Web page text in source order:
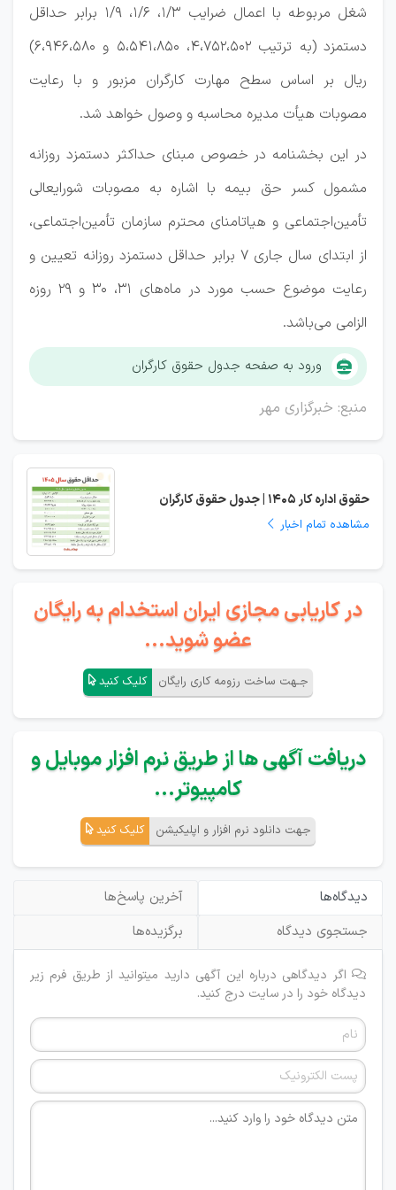
شغل مربوطه با اعمال ضرایب ۳‏‏‏‏‏‏‏‏/۱، ۶‏‏‏‏‏‏‏‏/۱، ۹‏‏‏‏‏‏‏‏/۱ برابر حداقل
دستمزد (به ترتیب ۷۵۲،۵۰۲‏،۴، ۸۵۰‏،۵۴۱‏،۵ و ۹۴۶،۵۸۰‏،۶)
ریال بر اساس سطح مهارت کارگران مزبور و با رعایت
مصوبات هیأت مدیره محاسبه و وصول خواهد شد.
در این بخشنامه در خصوص مبنای حداکثر دستمزد روزانه
مشمول کسر حق بیمه با اشاره به ‏‏‏‏‏مصوبات شورایعالی
تأمین‌اجتماعی و هیات‎امنای محترم سازمان تأمین‌اجتماعی،
از ابتدای سال جاری ۷ برابر حداقل دستمزد روزانه تعیین و
رعایت موضوع حسب مورد در ماه‌های ۳۱، ۳۰ و ۲۹ روزه
الزامی می‌باشد.
ورود به صفحه جدول حقوق کارگران
منبع: خبرگزاری مهر
حقوق اداره کار 1405 | جدول حقوق کارگران
مشاهده تمام اخبار
در کاریابی مجازی ایران استخدام به رایگان
عضو شوید...
جـهت ساخت رزومه کاری رایگان کلیک کنید
دریافت آگهی ها از طریق نرم افزار موبایل و
کامپیوتر...
جهت دانلود نرم افزار و اپلیکیشن کلیک کنید
دیدگاه‌ها
آخرین پاسخ‌ها
جستجوی دیدگاه
برگزیده‌ها
اگر دیدگاهی درباره این آگهی دارید میتوانید از طریق فرم زیر
دیدگاه خود را در سایت درج کنید.